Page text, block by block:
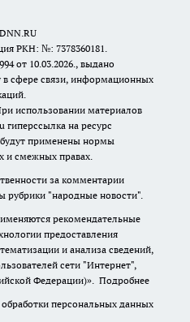
РКН: №: 7378360181.
от 10.03.2026., выдано
сфере связи, информационных
использовании материалов
на ресурс
применены нормы
и смежных правах.
за комментарии
рубрики "народные новости".
рекомендательные
предоставления
и анализа сведений,
сети "Интернет",
Федерации)». Подробнее
персональных данных